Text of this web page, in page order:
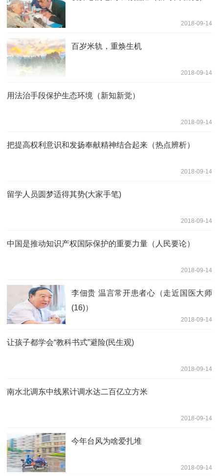
2018-09-14
百岁米轨，重焕生机
2018-09-14
用法治手段保护生态环境（新知新觉）
2018-09-14
把提高权利意识和发扬奉献精神结合起来（热点辨析）
2018-09-14
留学人员圆梦适得其势(大家手笔)
2018-09-14
中国是推动知识产权国际保护的重要力量（人民要论）
2018-09-14
李佃贵 温言常开患者心（走近国医大师
(16)）
2018-09-14
让孩子都学会“教科书式”避险(民生观)
2018-09-14
南水北调东中线累计调水达二百亿立方米
2018-09-14
今年台风为啥爱扎堆
2018-09-14